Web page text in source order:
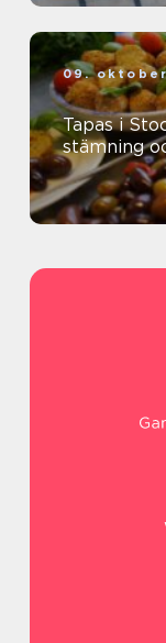
09.
Tapas i
stämning